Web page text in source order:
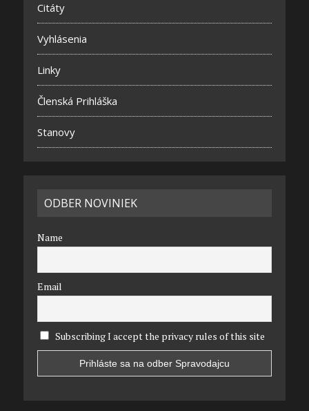
Citáty
Vyhlásenia
Linky
Členská Prihláška
Stanovy
ODBER NOVINIEK
Name
Email
Subscribing I accept the privacy rules of this site